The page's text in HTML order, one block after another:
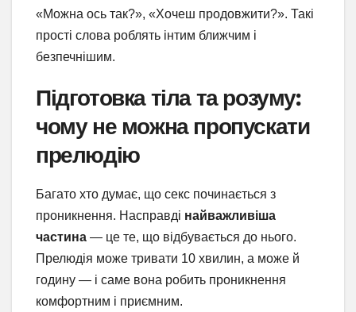
«Можна ось так?», «Хочеш продовжити?». Такі
прості слова роблять інтим ближчим і
безпечнішим.
Підготовка тіла та розуму:
чому не можна пропускати
прелюдію
Багато хто думає, що секс починається з
проникнення. Насправді найважливіша
частина — це те, що відбувається до нього.
Прелюдія може тривати 10 хвилин, а може й
годину — і саме вона робить проникнення
комфортним і приємним.